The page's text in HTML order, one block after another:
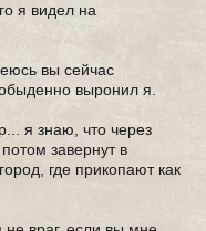
я видел на
вы сейчас
выронил я.
я знаю, что через
завернут в
где прикопают как